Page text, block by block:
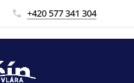
+420 577 341 304